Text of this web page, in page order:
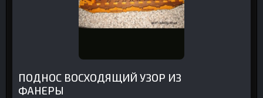
ПОДНОС ВОСХОДЯЩИЙ УЗОР ИЗ
ФАНЕРЫ